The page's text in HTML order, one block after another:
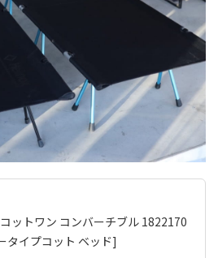
ットワン コンバーチブル 1822170
タイプコット ベッド]